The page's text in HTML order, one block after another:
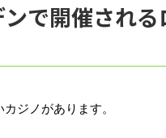
で開催される
ジノがあります。